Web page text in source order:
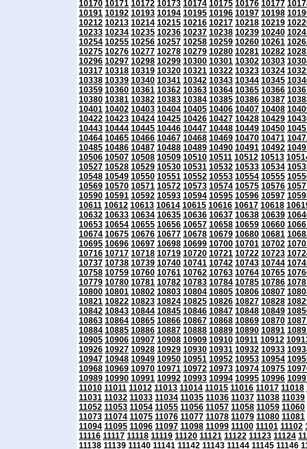
10170 10171 10172 10173 10174 10175 10176 10177
10191 10192 10193 10194 10195 10196 10197 10198
10212 10213 10214 10215 10216 10217 10218 10219
10233 10234 10235 10236 10237 10238 10239 10240
10254 10255 10256 10257 10258 10259 10260 10261
10275 10276 10277 10278 10279 10280 10281 10282
10296 10297 10298 10299 10300 10301 10302 10303
10317 10318 10319 10320 10321 10322 10323 10324
10338 10339 10340 10341 10342 10343 10344 10345
10359 10360 10361 10362 10363 10364 10365 10366
10380 10381 10382 10383 10384 10385 10386 10387
10401 10402 10403 10404 10405 10406 10407 10408
10422 10423 10424 10425 10426 10427 10428 10429
10443 10444 10445 10446 10447 10448 10449 10450
10464 10465 10466 10467 10468 10469 10470 10471
10485 10486 10487 10488 10489 10490 10491 10492
10506 10507 10508 10509 10510 10511 10512 10513
10527 10528 10529 10530 10531 10532 10533 10534
10548 10549 10550 10551 10552 10553 10554 10555
10569 10570 10571 10572 10573 10574 10575 10576
10590 10591 10592 10593 10594 10595 10596 10597
10611 10612 10613 10614 10615 10616 10617 10618
10632 10633 10634 10635 10636 10637 10638 10639
10653 10654 10655 10656 10657 10658 10659 10660
10674 10675 10676 10677 10678 10679 10680 10681
10695 10696 10697 10698 10699 10700 10701 10702
10716 10717 10718 10719 10720 10721 10722 10723
10737 10738 10739 10740 10741 10742 10743 10744
10758 10759 10760 10761 10762 10763 10764 10765
10779 10780 10781 10782 10783 10784 10785 10786
10800 10801 10802 10803 10804 10805 10806 10807
10821 10822 10823 10824 10825 10826 10827 10828
10842 10843 10844 10845 10846 10847 10848 10849
10863 10864 10865 10866 10867 10868 10869 10870
10884 10885 10886 10887 10888 10889 10890 10891
10905 10906 10907 10908 10909 10910 10911 10912
10926 10927 10928 10929 10930 10931 10932 10933
10947 10948 10949 10950 10951 10952 10953 10954
10968 10969 10970 10971 10972 10973 10974 10975
10989 10990 10991 10992 10993 10994 10995 10996
11010 11011 11012 11013 11014 11015 11016 11017 11018
11031 11032 11033 11034 11035 11036 11037 11038 11039
11052 11053 11054 11055 11056 11057 11058 11059 11060
11073 11074 11075 11076 11077 11078 11079 11080 11081
11094 11095 11096 11097 11098 11099 11100 11101 11102
11116 11117 11118 11119 11120 11121 11122 11123 11124
11138 11139 11140 11141 11142 11143 11144 11145 11146